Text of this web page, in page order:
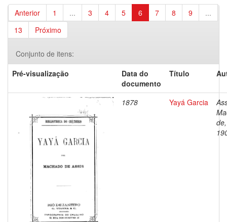
Anterior 1 ... 3 4 5 6 7 8 9
...
13
Próximo
Conjunto de itens:
Pré-visualização
Data do
documento
Título
1878 Yayá Garcia